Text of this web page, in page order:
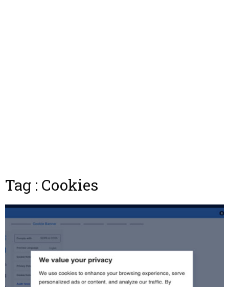
Tag : Cookies